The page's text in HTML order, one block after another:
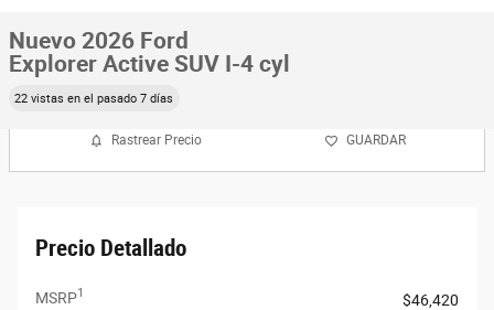
Nuevo 2026 Ford
Explorer Active SUV I-4 cyl
22 vistas en el pasado 7 días
Rastrear Precio GUARDAR
Precio Detallado
MSRP1
$46,420